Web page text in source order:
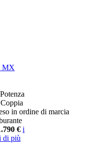
MX
Potenza
Coppia
in ordine di marcia
€ i
di più